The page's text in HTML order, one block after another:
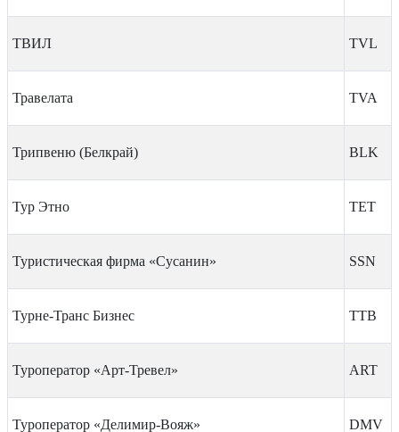
ТВИЛ TVL
Травелата TVA
Трипвеню (Белкрай) BLK
Тур Этно TET
Туристическая фирма «Сусанин» SSN
Турне-Транс Бизнес TTB
Туроператор «Арт-Тревел» ART
Туроператор «Делимир-Вояж» DMV